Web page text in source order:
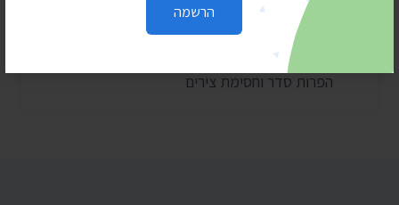
הרשמה
פעמיים בשנה וחצי
בית המשפט: המשטרה תחשוף סעיפים בנהלי
הפרות סדר וחסימת צירים